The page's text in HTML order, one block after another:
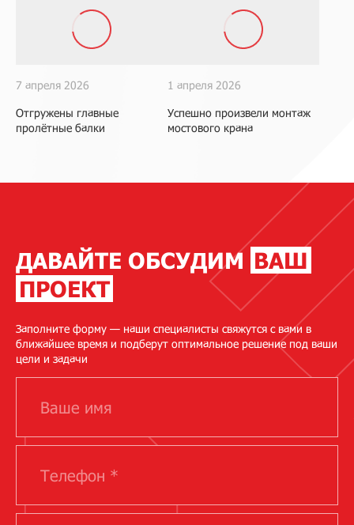
7 апреля 2026
Отгружены главные
пролётные балки
1 апреля 2026
Успешно произвели монтаж
мостового крана
ДАВАЙТЕ ОБСУДИМ ВАШ
ПРОЕКТ
Заполните форму — наши специалисты свяжутся с вами в
ближайшее время и подберут оптимальное решение под ваши
цели и задачи